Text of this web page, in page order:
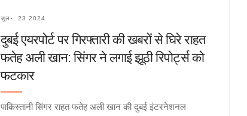
जुल॰, 23 2024
दुबई एयरपोर्ट पर गिरफ्तारी की खबरों से घिरे राहत
फतेह अली खान: सिंगर ने लगाई झूठी रिपोर्ट्स को
फटकार
पाकिस्तानी सिंगर राहत फतेह अली खान की दुबई इंटरनेशनल